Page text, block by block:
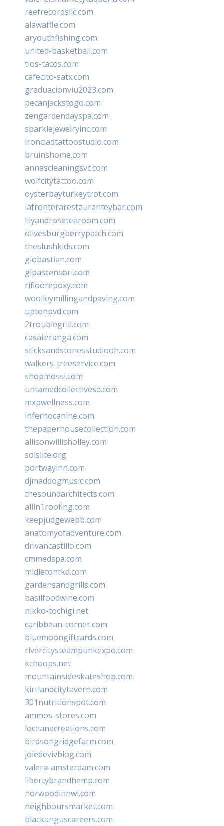
reefrecordsllc.com
alawaffle.com
aryouthfishing.com
united-basketball.com
tios-tacos.com
cafecito-satx.com
graduacionviu2023.com
pecanjackstogo.com
zengardendayspa.com
sparklejewelryinc.com
ironcladtattoostudio.com
bruinshome.com
annascleaningsvc.com
wolfcitytattoo.com
oysterbayturkeytrot.com
lafronterarestauranteybar.com
lilyandrosetearoom.com
olivesburgberrypatch.com
theslushkids.com
giobastian.com
glpascensori.com
rifloorepoxy.com
woolleymillingandpaving.com
uptonpvd.com
2troublegrill.com
casateranga.com
sticksandstonesstudiooh.com
walkers-treeservice.com
shopmossi.com
untamedcollectivesd.com
mxpwellness.com
infernocanine.com
thepaperhousecollection.com
allisonwillisholley.com
solslite.org
portwayinn.com
djmaddogmusic.com
thesoundarchitects.com
allin1roofing.com
keepjudgewebb.com
anatomyofadventure.com
drivancastillo.com
cmmedspa.com
midletontkd.com
gardensandgrills.com
basilfoodwine.com
nikko-tochigi.net
caribbean-corner.com
bluemoongiftcards.com
rivercitysteampunkexpo.com
kchoops.net
mountainsideskateshop.com
kirtlandcitytavern.com
301nutritionspot.com
ammos-stores.com
loceanecreations.com
birdsongridgefarm.com
joiedevivblog.com
valera-amsterdam.com
libertybrandhemp.com
norwoodinnwi.com
neighboursmarket.com
blackanguscareers.com